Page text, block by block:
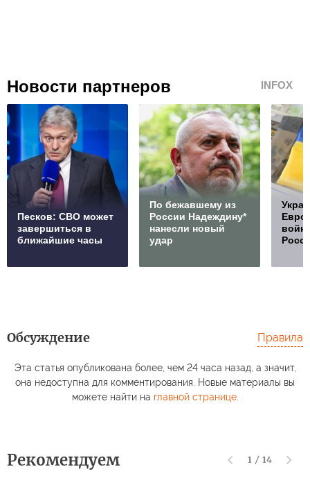
Новости партнеров INFOX
Песков: СВО может
завершиться в
ближайшие часы
По бежавшему из
России Надеждину*
нанесли новый
удар
Обсуждение Правила
Эта статья опубликована более, чем 24 часа назад, а значит,
она недоступна для комментирования. Новые материалы вы
можете найти на главной странице.
Рекомендуем 1 / 14